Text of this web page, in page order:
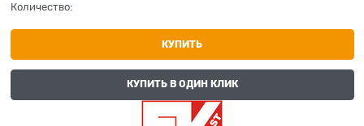
Количество:
КУПИТЬ
КУПИТЬ В ОДИН КЛИК